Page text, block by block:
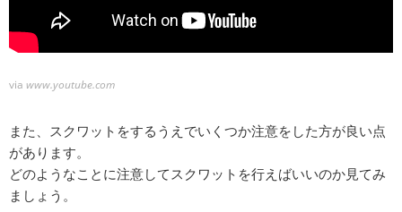
via www.youtube.com
また、スクワットをするうえでいくつか注意をした方が良い点
があります。
どのようなことに注意してスクワットを行えばいいのか見てみ
ましょう。